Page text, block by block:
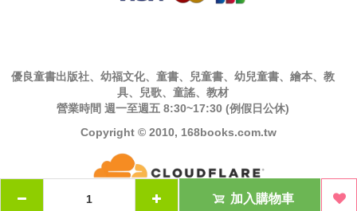
加入購物車
優良童書出版社、幼福文化、童書、兒童書、幼兒童書、繪本、教
具、兒歌、童謠、教材
營業時間 週一至週五 8:30~17:30 (例假日公休)
Copyright © 2010, 168books.com.tw